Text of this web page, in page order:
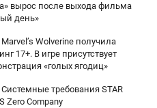
вырос после выхода фильма
день»
Marvel’s Wolverine получила
17+. В игре присутствует
«голых ягодиц»
Системные требования STAR
Zero Company